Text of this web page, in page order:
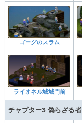
ゴーグのスラム
ライオネル城城門前
チャプター3 偽らざる者